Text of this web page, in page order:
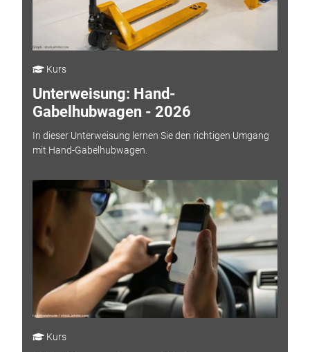
Kurs
Unterweisung: Hand-
Gabelhubwagen - 2026
In dieser Unterweisung lernen Sie den richtigen Umgang
mit Hand-Gabelhubwagen.
Kurs